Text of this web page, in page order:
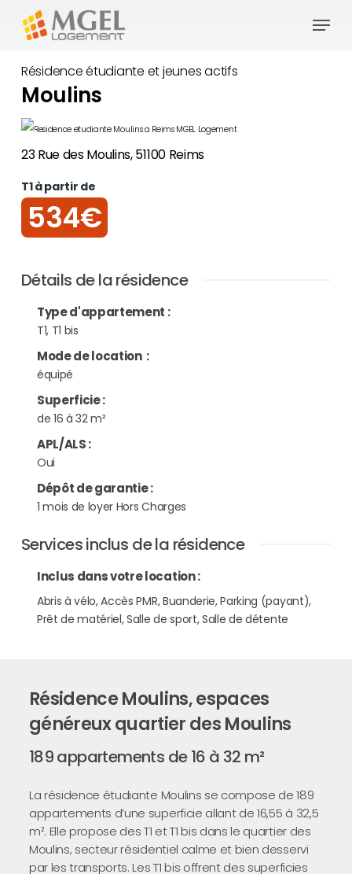
content
Menu
Résidence étudiante et jeunes actifs
Moulins
23 Rue des Moulins, 51100 Reims
534€
T1 à partir de
Détails de la résidence
Type d'appartement :
T1, T1 bis
Mode de location :
équipé
Superficie:
de 16 à 32 m²
APL/ALS:
Oui
Dépôt de garantie:
1 mois de loyer Hors Charges
Services inclus de la résidence
Inclus dans votre location :
Abris à vélo, Accès PMR, Buanderie, Parking (payant),
Prêt de matériel, Salle de sport, Salle de détente
Résidence Moulins, espaces
généreux quartier des Moulins
189 appartements de 16 à 32 m²
La résidence étudiante Moulins se compose de 189
appartements d’une superficie allant de 16,55 à 32,5
m². Elle propose des T1 et T1 bis dans le quartier des
Moulins, secteur résidentiel calme et bien desservi
par les transports. Les T1 bis offrent des superficies